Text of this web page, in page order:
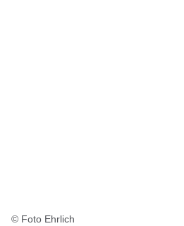
© Foto Ehrlich